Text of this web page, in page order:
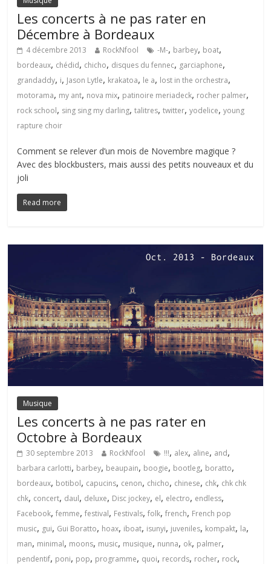
Les concerts à ne pas rater en
Décembre à Bordeaux
4 décembre 2013 RockNfool -M-, barbey, boat,
bordeaux, chédid, chicho, disques du fennec, garciaphone,
grandaddy, i, Jason Lytle, krakatoa, le a, lost in the orchestra,
motorama, my ant, nova mix, patinoire meriadeck, rocher palmer,
rock school, sing sing my darling,talitres,twitter,yodelice,young
rapture choir
Comment se relever d’un mois de Novembre magique ?
Avec des blockbusters, mais aussi des petits nouveaux et du
joli
Read more
Musique
Les concerts à ne pas rater en
Octobre à Bordeaux
30 septembre 2013 RockNfool !!!, alex, aline, and,
barbara carlotti, barbey, beaupain, boogie, bootleg, boratto,
bordeaux, botibol, capucins, cenon, chicho, chinese, chk, chk chk
chk, concert, daul, deluxe, Disc jockey, el, electro, endless,
Facebook,femme,festival, Festivals,folk,french, French pop
music, gui, Gui Boratto, hoax, iboat, isunyi, juveniles, kompakt, la,
man, minimal, moons, music, musique, nunna, ok, palmer,
pendentif, poni, pop, programme, quoi, records, rocher, rock,